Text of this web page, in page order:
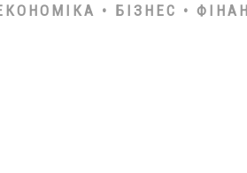
• БІЗНЕС •